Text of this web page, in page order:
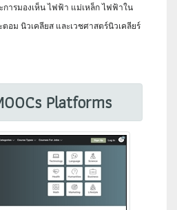
ารมองเห็น ไฟฟ้า แม่เหล็ก ไฟฟ้าใน
ตอม นิวเคลียส และเวชศาสตร์นิวเคลียร์
Platforms